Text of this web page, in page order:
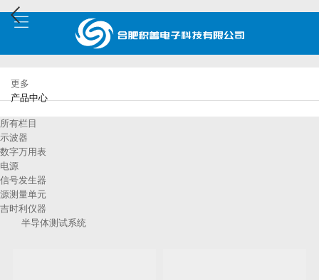
更多
产品中心
所有栏目
示波器
数字万用表
电源
信号发生器
源测量单元
吉时利仪器
半导体测试系统